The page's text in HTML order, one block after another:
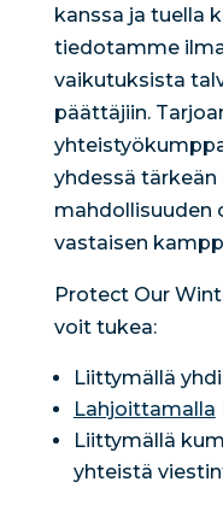
kanssa ja tuella
tiedotamme
vaikutuksista
päättäjiin.
yhdessä tärkeän
mahdollisuuden
vastaisen
Protect Our
voit tukea:
Liittymällä
Lahjoittamalla
Liittymällä
yhteistä